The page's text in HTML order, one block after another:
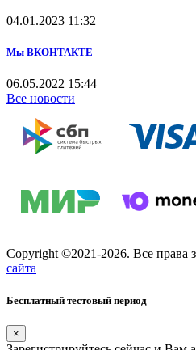
04.01.2023 11:32
Мы ВКОНТАКТЕ
06.05.2022 15:44
Все новости
Copyright ©2021-2026. Все
сайта
Бесплатный тестовый период
×